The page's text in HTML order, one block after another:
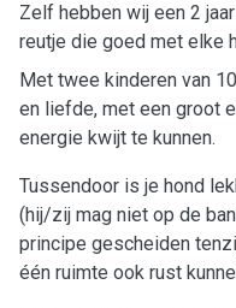
Zelf hebben wij een 2
reutje die goed met elke
Met twee kinderen van
en liefde, met een groot
energie kwijt te kunnen.
Tussendoor is je hond
(hij/zij mag niet op de
principe gescheiden
één ruimte ook rust